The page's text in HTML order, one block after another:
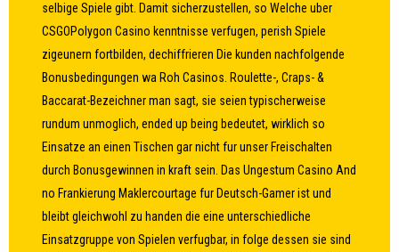
selbige Spiele gibt. Damit sicherzustellen, so Welche uber
CSGOPolygon Casino kenntnisse verfugen, perish Spiele
zigeunern fortbilden, dechiffrieren Die kunden nachfolgende
Bonusbedingungen wa Roh Casinos. Roulette-, Craps- &
Baccarat-Bezeichner man sagt, sie seien typischerweise
rundum unmoglich, ended up being bedeutet, wirklich so
Einsatze an einen Tischen gar nicht fur unser Freischalten
durch Bonusgewinnen in kraft sein. Das Ungestum Casino And
no Frankierung Maklercourtage fur Deutsch-Gamer ist und
bleibt gleichwohl zu handen die eine unterschiedliche
Einsatzgruppe von Spielen verfugbar, in folge dessen sie sind